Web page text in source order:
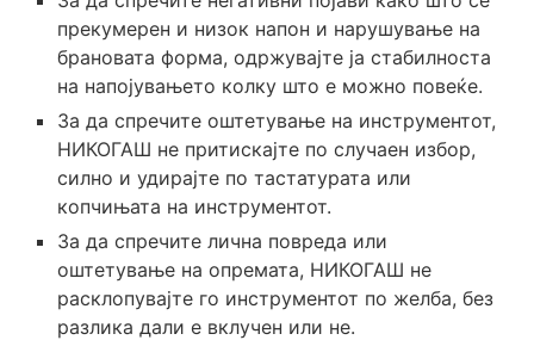
прекумерен и низок напон и нарушување на
брановата форма, одржувајте ја стабилноста
на напојувањето колку што е можно повеќе.
За да спречите оштетување на инструментот,
НИКОГАШ не притискајте по случаен избор,
силно и удирајте по тастатурата или
копчињата на инструментот.
За да спречите лична повреда или
оштетување на опремата, НИКОГАШ не
расклопувајте го инструментот по желба, без
разлика дали е вклучен или не.